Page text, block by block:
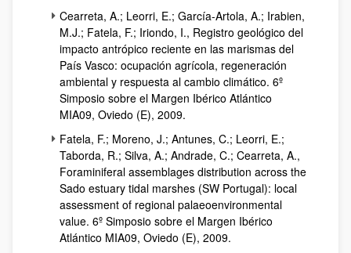
Cearreta, A.; Leorri, E.; García-Artola, A.; Irabien,
M.J.; Fatela, F.; Iriondo, I., Registro geológico del
impacto antrópico reciente en las marismas del
País Vasco: ocupación agrícola, regeneración
ambiental y respuesta al cambio climático. 6º
Simposio sobre el Margen Ibérico Atlántico
MIA09, Oviedo (E), 2009.
Fatela, F.; Moreno, J.; Antunes, C.; Leorri, E.;
Taborda, R.; Silva, A.; Andrade, C.; Cearreta, A.,
Foraminiferal assemblages distribution across the
Sado estuary tidal marshes (SW Portugal): local
assessment of regional palaeoenvironmental
value. 6º Simposio sobre el Margen Ibérico
Atlántico MIA09, Oviedo (E), 2009.